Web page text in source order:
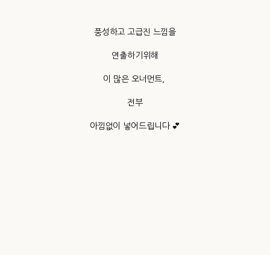
풍성하고 고급진 느낌을
연출하기위해
이 많은 오너먼트,
전부
아낌없이 넣어드립니다 💕